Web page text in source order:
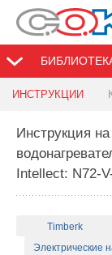
ИНСТРУКЦИИ
Инструкция
Intellect: N72-
Timberk
Электрические